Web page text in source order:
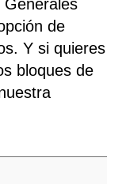
Generales
de
Y si quieres
bloques de